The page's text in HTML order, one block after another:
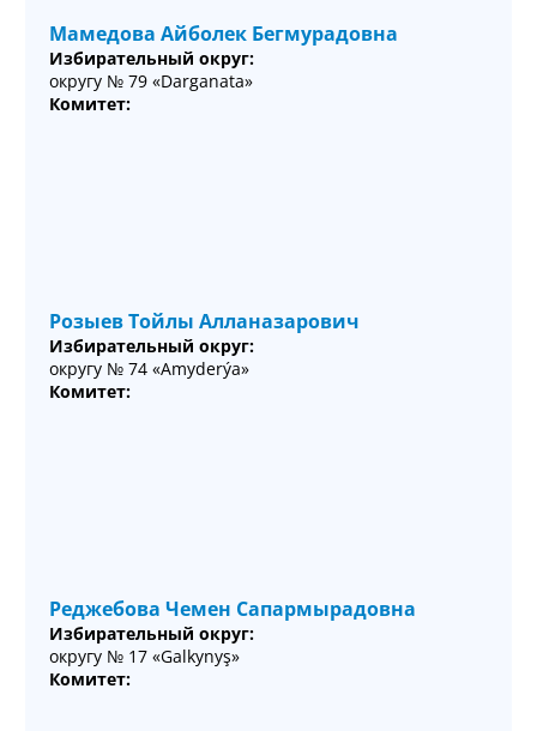
Мамедова Айболек Бегмурадовна
Избирательный округ:
округу № 79 «Darganata»
Комитет:
Розыев Тойлы Алланазарович
Избирательный округ:
округу № 74 «Amyderýa»
Комитет:
Реджебова Чемен Сапармырадовна
Избирательный округ:
округу № 17 «Galkynyş»
Комитет: